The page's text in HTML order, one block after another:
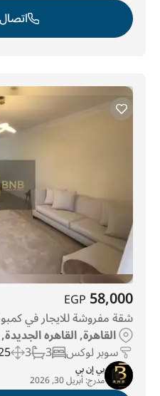
اتصال
58,000
EGP
شقة مفروشة للايجار في
القاهرة, القاهره
سوبر لوكس 3
3
m
بي إن بي
مدرج:أبريل 30, 2026